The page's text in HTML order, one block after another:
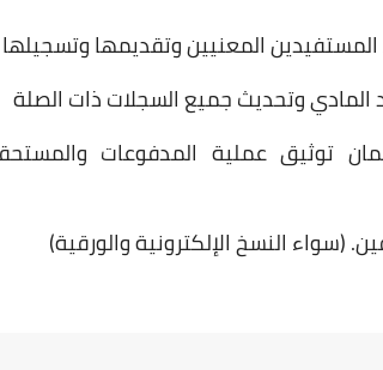
المعنيين وتقديمها وتسجيلها
المادي وتحديث جميع السجلات ذات الصلة
توثيق عملية المدفوعات
(سواء النسخ الإلكترونية والورقية)